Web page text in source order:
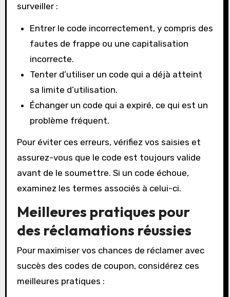
surveiller :
Entrer le code incorrectement, y compris des
fautes de frappe ou une capitalisation
incorrecte.
Tenter d’utiliser un code qui a déjà atteint
sa limite d’utilisation.
Échanger un code qui a expiré, ce qui est un
problème fréquent.
Pour éviter ces erreurs, vérifiez vos saisies et
assurez-vous que le code est toujours valide
avant de le soumettre. Si un code échoue,
examinez les termes associés à celui-ci.
Meilleures pratiques pour
des réclamations réussies
Pour maximiser vos chances de réclamer avec
succès des codes de coupon, considérez ces
meilleures pratiques :